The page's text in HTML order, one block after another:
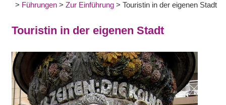
> Führungen > Zur Einführung > Touristin in der eigenen Stadt
Touristin in der eigenen Stadt